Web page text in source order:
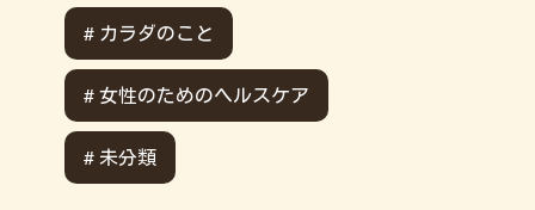
# カラダのこと
# 女性のためのヘルスケア
# 未分類